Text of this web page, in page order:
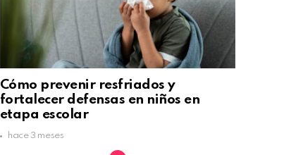
Cómo prevenir resfriados y
fortalecer defensas en niños en
etapa escolar
hace 3 meses